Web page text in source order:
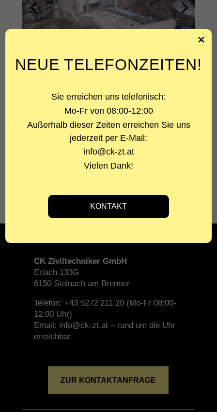
PROJEKTART
CK Ziviltechniker GmbH
Erlach 133G
6150 Steinach am Brenner
Telefon: +43 5272 211 20 (Mo-Fr 08:00-
12:00 Uhr)
Email: info@ck-zt.at – rund um die Uhr
erreichbar
ZUR KONTAKTANFRAGE
NEUE TELEFONZEITEN!
Sie erreichen uns telefonisch:
Mo-Fr von 08:00-12:00
Außerhalb dieser Zeiten erreichen Sie uns
jederzeit per E-Mail:
info@ck-zt.at
Vielen Dank!